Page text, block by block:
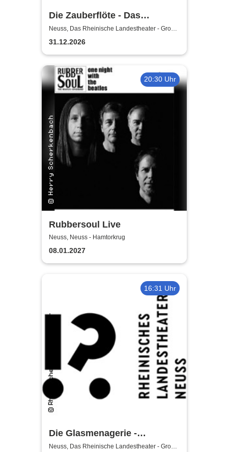
Die Zauberflöte - Das
Rheinische Landestheater
Neuss, Das Rheinische Landestheater - Große
Bühne
31.12.2026
20:30 Uhr
Rubbersoul Live
Neuss, Neuss - Hamtorkrug
08.01.2027
16:31 Uhr
Die Glasmenagerie -
Rheinisches Landestheater
Neuss, Das Rheinische Landestheater - Große